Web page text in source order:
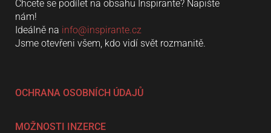
Chcete se podílet na obsahu Inspirante? Napište
nám!
Ideálně na info@inspirante.cz
Jsme otevřeni všem, kdo vidí svět rozmanitě.
OCHRANA OSOBNÍCH ÚDAJŮ
MOŽNOSTI INZERCE